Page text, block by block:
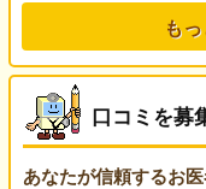
も
口コミを募
あなたが信頼するお